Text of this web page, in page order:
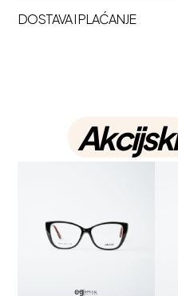
DOSTAVA I PLAĆANJE
Akcijski